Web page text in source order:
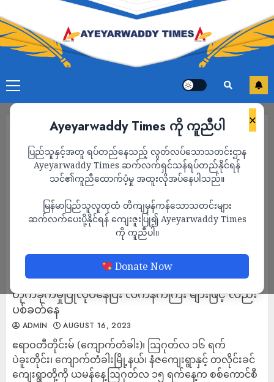
×
Ayeyarwaddy Times ကို ကူညီပါ
ပြည်သူနှင့်အတူ ရပ်တည်နေသည့် လွတ်လပ်သောသတင်းဌာန
Ayeyarwaddy Times ဆက်လက်ရှင်သန်ရပ်တည်နိုင်ရန်
သင်၏ကူညီထောက်ပံ့မှု အထူးလိုအပ်နေပါသည်။
မြန်မာပြည်သူလူထုထံ တိကျမှန်ကန်သောသတင်းများ
ဆက်လက်ပေးပို့နိုင်ရန် ကျေးဇူးပြု၍ Ayeyarwaddy Times
ကို ကူညီပါ။
Donate Now
ကျောက်တံခါးမြို့နယ်တွင် စစ်ကောင်စီက လေကြောင်း
တိုက်ခိုက်မှုပြုလုပ်နေပြီး လက်နက်ကြီး များဖြင့် လည်း
ပစ်ခတ်နေ
ADMIN AUGUST 16, 2023
ဧရာဝတီတိုင်းမ် (ကျောက်တံခါး)၊ ဩဂုတ်လ ၁၆ ရက်
ပဲခူးတိုင်း၊ ကျောက်တံခါးမြို့နယ်၊ နံဇကျေးရွာနှင့် တလိုင်းခင်
ကျေးရွာတို့ကို ယမန်နေ့ဩဂုတ်လ ၁၅ ရက်နေ့က စစ်ကောင်စီ